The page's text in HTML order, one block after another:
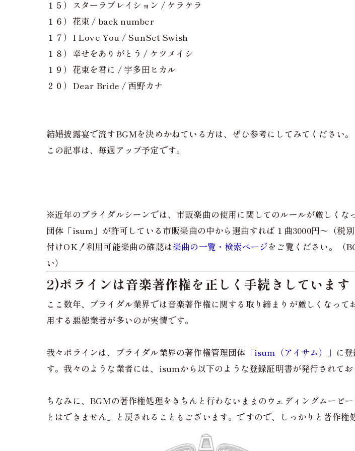
１５）スターラブレイション / ケラケラ
１６）花束 / back number
１７）I Love You / SunSet Swish
１８）幸せをありがとう / ケツメイシ
１９）花束を君に / 宇多田ヒカル
２０）Dear Bride / 西野カナ
結婚披露宴で流すBGMを決めかねている方は、ぜひ参考にしてみてください。
この記事は、毎週アップ予定です。
※近年のブライダルシーンでは、市販楽曲の使用に関してのルールが厳しく
団体「isum」が許可している市販楽曲の中から選曲すれば１曲3000円〜（
付けOK！利用可能楽曲の確認は楽曲の一覧・検索ページをご覧ください。（
い）
2)ポラインは音楽著作権を正しく手続きしています
ここ数年、ブライダル業界では音楽著作権に関する取り締まりが厳しくなっ
用する悪徳業者が多いのが実情です。
我々ポラインは、ブライダル業界の著作権管理団体 「isum（アイサム）」 に
す。我々のような業者には、isumから以下のような登録証明書が発行されて
ちなみに、BGMの著作権処理をきちんと行わないままのウェディングムービ
とはできません」と戻されることもございます。ですので、しっかりと著作